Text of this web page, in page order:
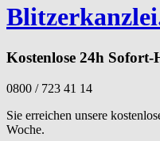
Kostenlose 24h Sofort-
0800 / 723 41 14
Sie erreichen unsere
Woche.